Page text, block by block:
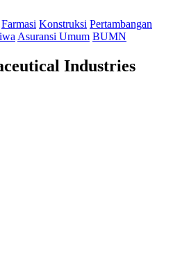
Farmasi Konstruksi Pertambangan
Asuransi Umum BUMN
Industries